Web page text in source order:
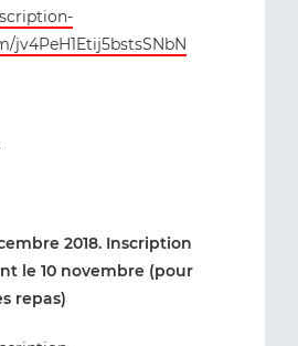
jv4PeH1Etij5bstsSNbN
2018. Inscription
le 10 novembre (pour
repas)